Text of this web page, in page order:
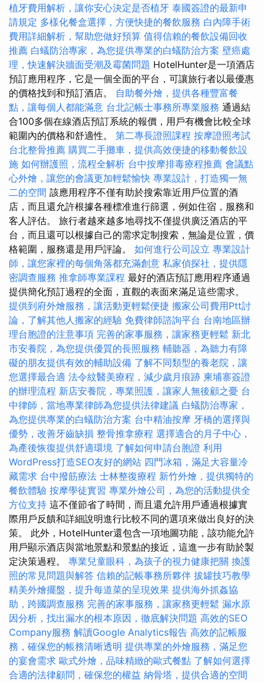
植牙費用解析，讓你安心決定是否植牙 泰國簽證的最新申
請規定 多樣化餐盒選擇，方便快捷的餐飲服務 白內障手術
費用詳細解析，幫助您做好預算 值得信賴的餐飲設備回收
推薦 白蟻防治專家，為您提供專業的白蟻防治方案 壁癌處
理，快速解決牆面受潮及霉菌問題 HotelHunter是一項酒店
預訂應用程序，它是一個全面的平台，可讓旅行者以最優惠
的價格找到和預訂酒店。 自助餐外燴，提供各種豐富餐
點，讓每個人都能滿意 台北記帳士事務所專業服務 通過結
合100多個在線酒店預訂系統的報價，用戶有機會比較全球
範圍內的價格和舒適性。 第二專長證照課程 按摩證照考試
台北整骨推薦 購買二手攤車，提供高效便捷的移動餐飲設
施 如何辦護照，流程全解析 台中按摩排毒療程推薦 會議點
心外燴，讓您的會議更加輕鬆愉快 專業設計，打造獨一無
二的空間 該應用程序不僅有助於搜索靠近用戶位置的酒
店，而且還允許根據各種標准進行篩選，例如住宿，服務和
客人評估。 旅行者越來越多地尋找不僅提供廣泛酒店的平
台，而且還可以根據自己的需求定制搜索，無論是位置，價
格範圍，服務還是用戶評論。 如何進行公司設立 專業設計
師，讓您家裡的每個角落都充滿創意 私家偵探社，提供隱
密調查服務 推拿師專業課程 最好的酒店預訂應用程序通過
提供簡化預訂過程的全面，直觀的表面來滿足這些需求。
提供到府外燴服務，讓活動更輕鬆便捷 搬家公司費用Ptt討
論，了解其他人搬家的經驗 免費律師諮詢平台 台南地區辦
理台胞證的注意事項 完善的家事服務，讓家務更輕鬆 新北
市安養院，為您提供優質的長照服務 輔聽器，為聽力有障
礙的朋友提供有效的輔助設備 了解不同類型的養老院，讓
您選擇最合適 法令紋醫美療程，減少歲月痕跡 柬埔寨簽證
的辦理流程 新店安養院，專業照護，讓家人無後顧之憂 台
中律師，當地專業律師為您提供法律建議 白蟻防治專家，
為您提供專業的白蟻防治方案 台中精油按摩 牙橋的選擇與
優勢，改善牙齒缺損 整骨推拿療程 選擇適合的月子中心，
為產後恢復提供舒適環境 了解如何申請台胞證 利用
WordPress打造SEO友好的網站 四門冰箱，滿足大容量冷
藏需求 台中撥筋療法 士林整復療程 新竹外燴，提供獨特的
餐飲體驗 按摩學徒實習 專業外燴公司，為您的活動提供全
方位支持 這不僅節省了時間，而且還允許用戶通過根據實
際用戶反饋和詳細說明進行比較不同的選項來做出良好的決
策。 此外，HotelHunter還包含一項地圖功能，該功能允許
用戶顯示酒店與當地景點和景點的接近，這進一步有助於製
定決策過程。 專業兒童眼科，為孩子的視力健康把關 換護
照的常見問題與解答 信賴的記帳事務所夥伴 拔罐技巧教學
精美外燴擺盤，提升每道菜的呈現效果 提供海外抓姦協
助，跨國調查服務 完善的家事服務，讓家務更輕鬆 漏水原
因分析，找出漏水的根本原因，徹底解決問題 高效的SEO
Company服務 解讀Google Analytics報告 高效的記帳服
務，確保您的帳務清晰透明 提供專業的外燴服務，滿足您
的宴會需求 歐式外燴，品味精緻的歐式餐點 了解如何選擇
合適的法律顧問，確保您的權益 納骨塔，提供合適的空間